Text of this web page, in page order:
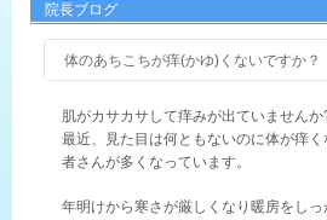
院長ブログ
体のあちこちが痒(かゆ)くないですか？
肌がカサカサして痒みが出ていませんか
最近、見た目は何ともないのに体が痒
者さんが多くなっています。
年明けから寒さが厳しくなり暖房をし